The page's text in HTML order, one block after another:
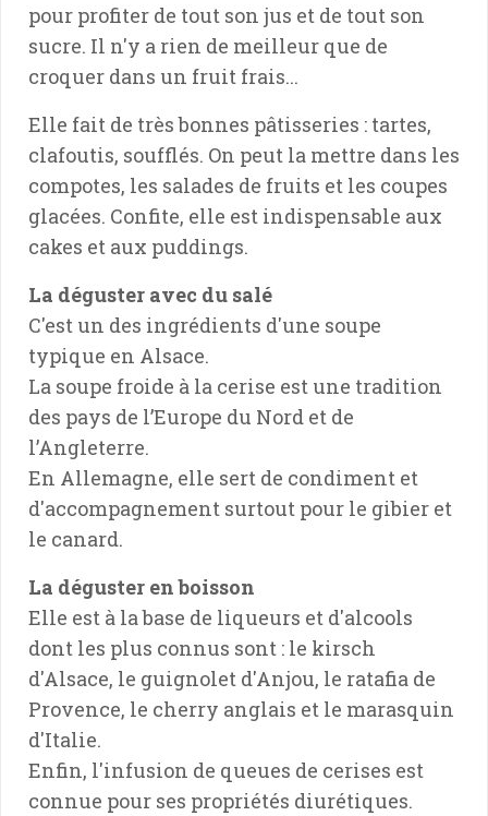
pour profiter de tout son jus et de tout son
sucre. Il n'y a rien de meilleur que de
croquer dans un fruit frais...
Elle fait de très bonnes pâtisseries : tartes,
clafoutis, soufflés. On peut la mettre dans les
compotes, les salades de fruits et les coupes
glacées. Confite, elle est indispensable aux
cakes et aux puddings.
La déguster avec du salé
C'est un des ingrédients d'une soupe
typique en Alsace.
La soupe froide à la cerise est une tradition
des pays de l’Europe du Nord et de
l’Angleterre.
En Allemagne, elle sert de condiment et
d'accompagnement surtout pour le gibier et
le canard.
La déguster en boisson
Elle est à la base de liqueurs et d'alcools
dont les plus connus sont : le kirsch
d'Alsace, le guignolet d'Anjou, le ratafia de
Provence, le cherry anglais et le marasquin
d'Italie.
Enfin, l'infusion de queues de cerises est
connue pour ses propriétés diurétiques.